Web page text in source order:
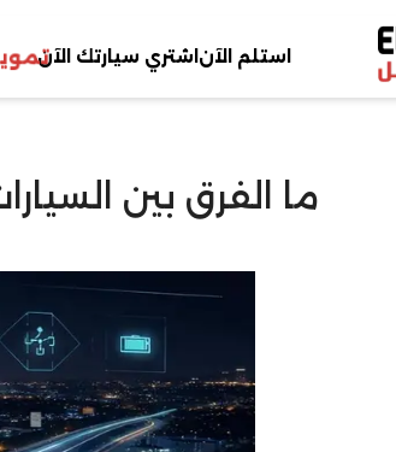
استلم الآن اشتري سيارتك الآن
ما الفرق بين